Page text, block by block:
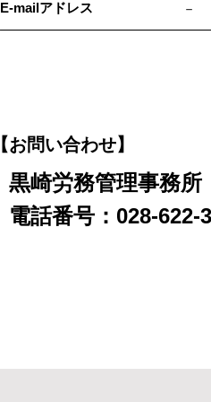
E-mailアドレス －
【お問い合わせ】
黒崎労務管理事務所
電話番号：028-622-